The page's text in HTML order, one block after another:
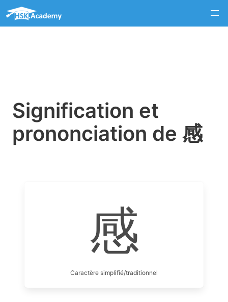
Signification et
prononciation de 感
感
Caractère simplifié/traditionnel